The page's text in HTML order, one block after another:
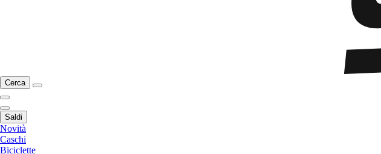
Cerca
Saldi
Novità
Caschi
Biciclette